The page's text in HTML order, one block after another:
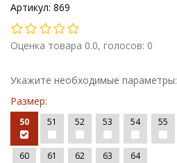
Артикул: 869
Оценка товара 0.0, голосов: 0
Укажите необходимые параметры:
Размер:
50 51 52 53 54 55
60 61 62 63 64